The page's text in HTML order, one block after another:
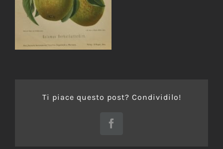
Ti piace questo post? Condividilo!
Facebook